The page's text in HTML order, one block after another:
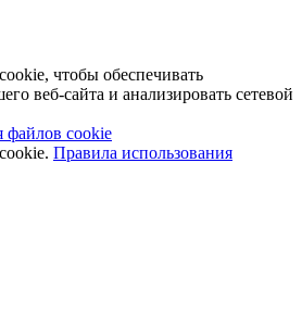
чтобы обеспечивать
веб-сайта и анализировать сетевой
файлов cookie
Правила использования